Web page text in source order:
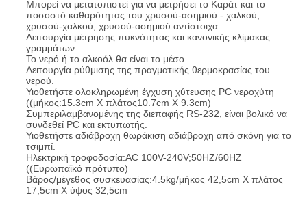
Μπορεί να μετατοπιστεί για να μετρήσει το Καράτ και το
ποσοστό καθαρότητας του χρυσού-ασημιού - χαλκού,
χρυσού-χαλκού, χρυσού-ασημιού αντίστοιχα.
Λειτουργία μέτρησης πυκνότητας και κανονικής κλίμακας
γραμμάτων.
Το νερό ή το αλκοόλ θα είναι το μέσο.
Λειτουργία ρύθμισης της πραγματικής θερμοκρασίας του
νερού.
Υιοθετήστε ολοκληρωμένη έγχυση χύτευσης PC νεροχύτη
((μήκος:15.3cm X πλάτος10.7cm X 9.3cm)
Συμπεριλαμβανομένης της διεπαφής RS-232, είναι βολικό να
συνδεθεί PC και εκτυπωτής.
Υιοθετήστε αδιάβροχη θωράκιση αδιάβροχη από σκόνη για το
τσιμπί.
Ηλεκτρική τροφοδοσία:AC 100V-240V;50HZ/60HZ
((Ευρωπαϊκό πρότυπο)
Βάρος/μέγεθος συσκευασίας:4.5kg/μήκος 42,5cm X πλάτος
17,5cm X ύψος 32,5cm